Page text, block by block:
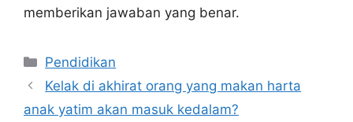
memberikan jawaban yang benar.
Kategori
Pendidikan
Kelak di akhirat orang yang makan harta
anak yatim akan masuk kedalam?